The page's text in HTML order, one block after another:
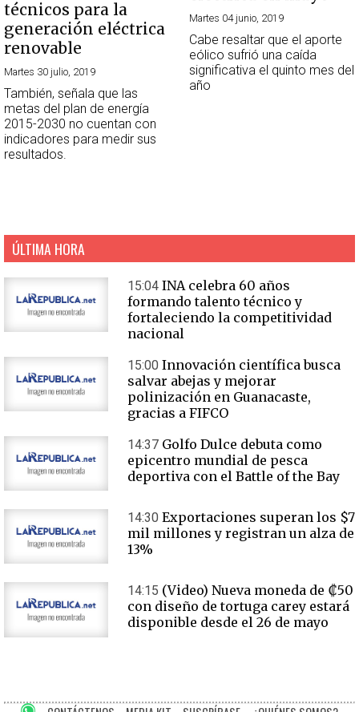
técnicos para la
generación eléctrica
renovable
Martes 30 julio, 2019
También, señala que las
metas del plan de energía
2015-2030 no cuentan con
indicadores para medir sus
resultados.
Martes 04 junio, 2019
Cabe resaltar que el aporte
eólico sufrió una caída
significativa el quinto mes del
año
ÚLTIMA HORA
15:04 INA celebra 60 años
formando talento técnico y
fortaleciendo la competitividad
nacional
15:00 Innovación científica busca
salvar abejas y mejorar
polinización en Guanacaste,
gracias a FIFCO
14:37 Golfo Dulce debuta como
epicentro mundial de pesca
deportiva con el Battle of the Bay
14:30 Exportaciones superan los $7
mil millones y registran un alza de
13%
14:15 (Video) Nueva moneda de ₡50
con diseño de tortuga carey estará
disponible desde el 26 de mayo